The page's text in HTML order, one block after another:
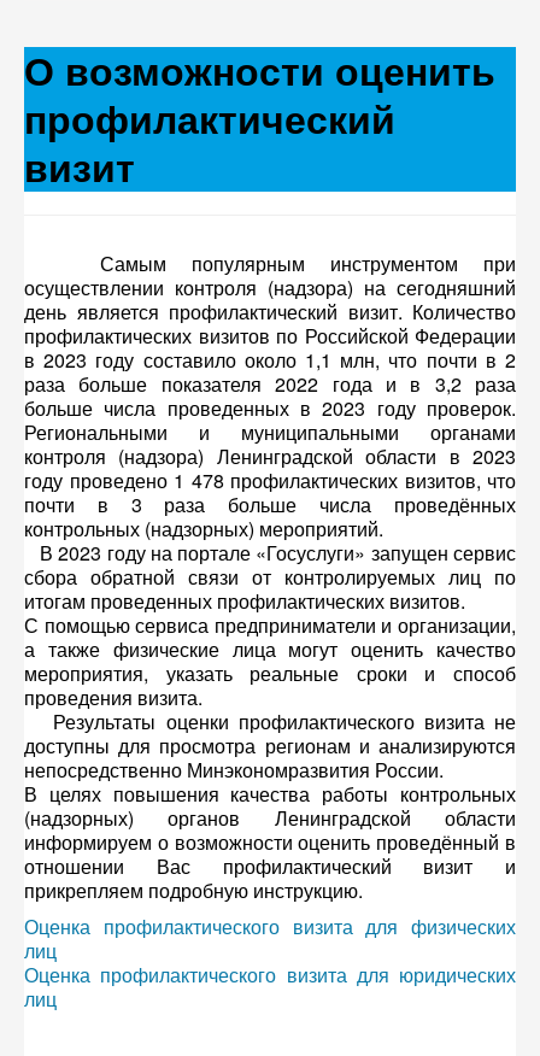
О возможности оценить
профилактический
визит
Самым популярным инструментом при
осуществлении контроля (надзора) на сегодняшний
день является профилактический визит. Количество
профилактических визитов по Российской Федерации
в 2023 году составило около 1,1 млн, что почти в 2
раза больше показателя 2022 года и в 3,2 раза
больше числа проведенных в 2023 году проверок.
Региональными и муниципальными органами
контроля (надзора) Ленинградской области в 2023
году проведено 1 478 профилактических визитов, что
почти в 3 раза больше числа проведённых
контрольных (надзорных) мероприятий.
В 2023 году на портале «Госуслуги» запущен сервис
сбора обратной связи от контролируемых лиц по
итогам проведенных профилактических визитов.
С помощью сервиса предприниматели и организации,
а также физические лица могут оценить качество
мероприятия, указать реальные сроки и способ
проведения визита.
Результаты оценки профилактического визита не
доступны для просмотра регионам и анализируются
непосредственно Минэкономразвития России.
В целях повышения качества работы контрольных
(надзорных) органов Ленинградской области
информируем о возможности оценить проведённый в
отношении Вас профилактический визит и
прикрепляем подробную инструкцию.
Оценка профилактического визита для физических
лиц
Оценка профилактического визита для юридических
лиц